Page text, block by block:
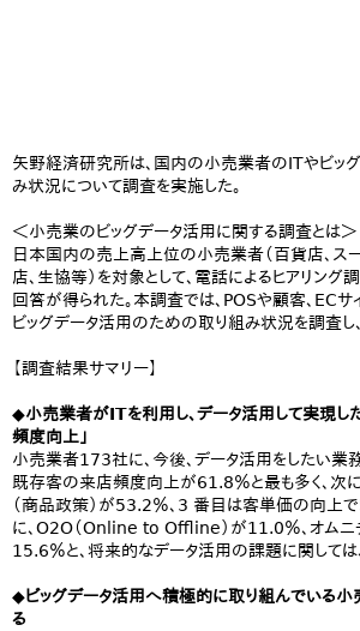
矢野経済研究所は、国内の小売業者のITやビッ
み状況について調査を実施した。
＜小売業のビッグデータ活用に関する調査とは＞
日本国内の売上高上位の小売業者（百貨店、スー
店、生協等）を対象として、電話によるヒアリング
回答が得られた。本調査では、POSや顧客、ECサ
ビッグデータ活用のための取り組み状況を調査し
【調査結果サマリー】
◆小売業者がITを利用し、データ活用して実現し
頻度向上」
小売業者173社に、今後、データ活用をしたい業
既存客の来店頻度向上が61.8％と最も多く、次
（商品政策）が53.2％、3 番目は客単価の向上
に、O2O（Online to Offline）が11.0％、オムニ
15.6％と、将来的なデータ活用の課題に関しては
◆ビッグデータ活用へ積極的に取り組んでいる
る